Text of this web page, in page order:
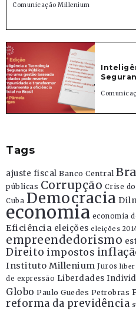
Comunicação Millenium
Tags
ajuste fiscal Banco Central
públicas Corrupção Crise
Cuba Democracia
economia economia
Eficiência eleições eleições
empreendedorismo
Direito impostos
Instituto Millenium Juros
de expressão Liberdades
Globo Paulo Guedes Petrobras
reforma da previdência